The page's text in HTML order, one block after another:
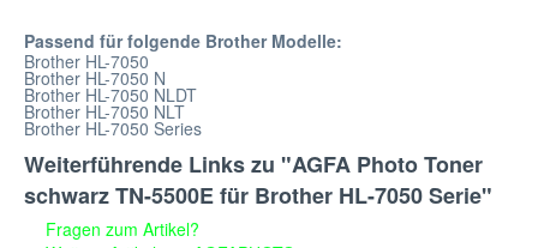
Passend für folgende Brother Modelle:
Brother HL-7050
Brother HL-7050 N
Brother HL-7050 NLDT
Brother HL-7050 NLT
Brother HL-7050 Series
Weiterführende Links zu "AGFA Photo Toner
schwarz TN-5500E für Brother HL-7050 Serie"
Fragen zum Artikel?